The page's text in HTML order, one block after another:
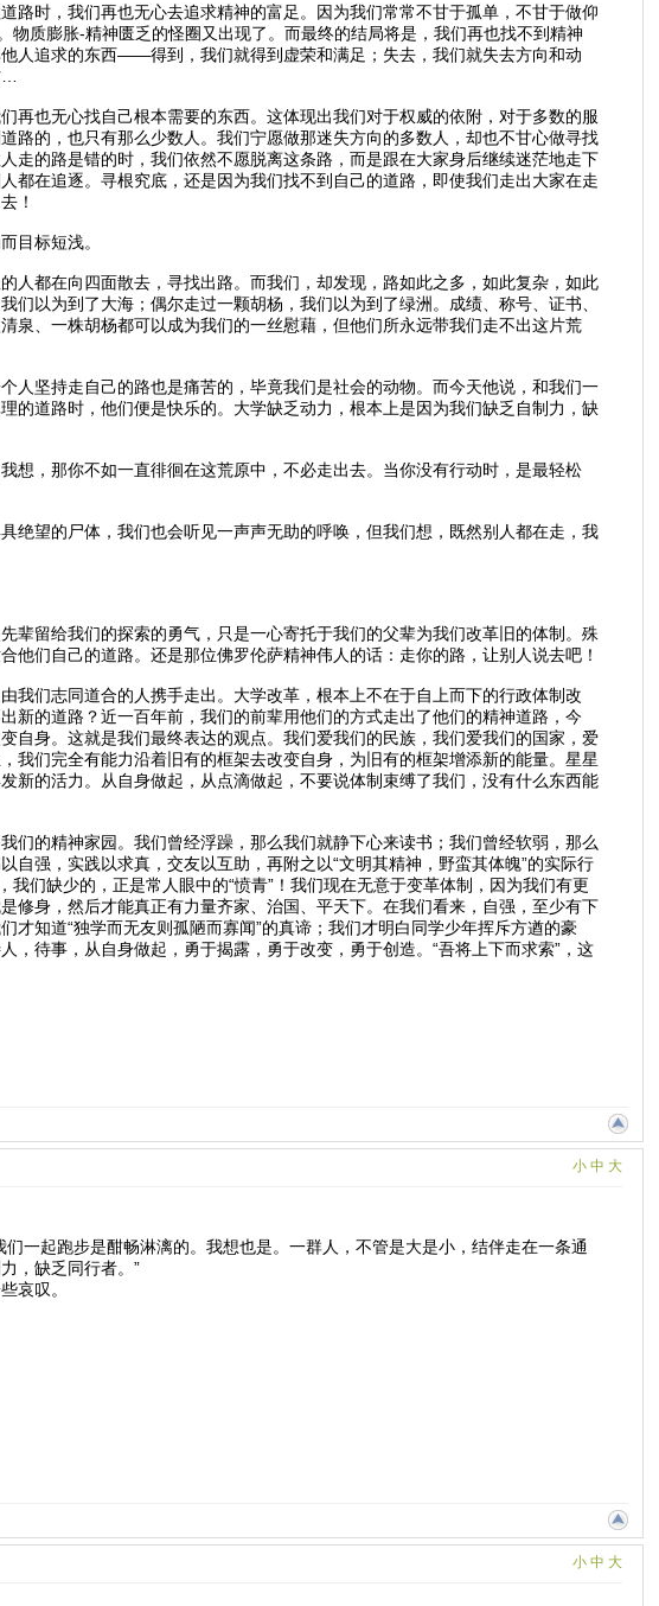
路时，我们再也无心去追求精神的富足。因为我们常常不甘于孤单，不甘于做仰
质膨胀-精神匮乏的怪圈又出现了。而最终的结局将是，我们再也找不到精神
人追求的东西——得到，我们就得到虚荣和满足；失去，我们就失去方向和动
再也无心找自己根本需要的东西。这体现出我们对于权威的依附，对于多数的服
路的，也只有那么少数人。我们宁愿做那迷失方向的多数人，却也不甘心做寻找
走的路是错的时，我们依然不愿脱离这条路，而是跟在大家身后继续迷茫地走下
在追逐。寻根究底，还是因为我们找不到自己的道路，即使我们走出大家在走
！
目标短浅。
人都在向四面散去，寻找出路。而我们，却发现，路如此之多，如此复杂，如此
以为到了大海；偶尔走过一颗胡杨，我们以为到了绿洲。成绩、称号、证书、
、一株胡杨都可以成为我们的一丝慰藉，但他们所永远带我们走不出这片荒
人坚持走自己的路也是痛苦的，毕竟我们是社会的动物。而今天他说，和我们一
的道路时，他们便是快乐的。大学缺乏动力，根本上是因为我们缺乏自制力，缺
想，那你不如一直徘徊在这荒原中，不必走出去。当你没有行动时，是最轻松
绝望的尸体，我们也会听见一声声无助的呼唤，但我们想，既然别人都在走，我
辈留给我们的探索的勇气，只是一心寄托于我们的父辈为我们改革旧的体制。殊
们自己的道路。还是那位佛罗伦萨精神伟人的话：走你的路，让别人说去吧！
我们志同道合的人携手走出。大学改革，根本上不在于自上而下的行政体制改
新的道路？近一百年前，我们的前辈用他们的方式走出了他们的精神道路，今
自身。这就是我们最终表达的观点。我们爱我们的民族，我们爱我们的国家，爱
我们完全有能力沿着旧有的框架去改变自身，为旧有的框架增添新的能量。星星
新的活力。从自身做起，从点滴做起，不要说体制束缚了我们，没有什么东西能
的精神家园。我们曾经浮躁，那么我们就静下心来读书；我们曾经软弱，那么
强，实践以求真，交友以互助，再附之以“文明其精神，野蛮其体魄”的实际行
们缺少的，正是常人眼中的“愤青”！我们现在无意于变革体制，因为我们有更
修身，然后才能真正有力量齐家、治国、平天下。在我们看来，自强，至少有下
知道“独学而无友则孤陋而寡闻”的真谛；我们才明白同学少年挥斥方遒的豪
待事，从自身做起，勇于揭露，勇于改变，勇于创造。“吾将上下而求索”，这
小 中 大
一起跑步是酣畅淋漓的。我想也是。一群人，不管是大是小，结伴走在一条通
，缺乏同行者。”
哀叹。
小 中 大